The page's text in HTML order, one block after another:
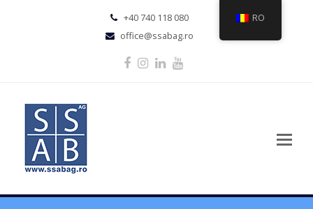
+40 740 118 080
office@ssabag.ro
Facebook
Instagram
LinkedIn
Youtube
RO